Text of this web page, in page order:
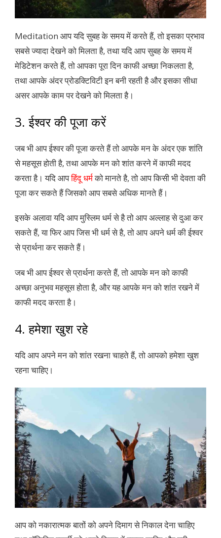
Meditation आप यदि सुबह के समय में करते हैं, तो इसका प्रभाव
सबसे ज्यादा देखने को मिलता है, तथा यदि आप सुबह के समय में
मेडिटेशन करते हैं, तो आपका पूरा दिन काफी अच्छा निकलता है,
तथा आपके अंदर प्रोडक्टिविटी इन बनी रहती है और इसका सीधा
असर आपके काम पर देखने को मिलता है।
3. ईश्वर की पूजा करें
जब भी आप ईश्वर की पूजा करते हैं तो आपके मन के अंदर एक शांति
से महसूस होती है, तथा आपके मन को शांत करने में काफी मदद
करता है। यदि आपहिंदू धर्मको मानते है, तो आप किसी भी देवता की
पूजा कर सकते हैं जिसको आप सबसे अधिक मानते हैं।
इसके अलावा यदि आप मुस्लिम धर्म से है तो आप अल्लाह से दुआ कर
सकते हैं, या फिर आप जिस भी धर्म से है, तो आप अपने धर्म की ईश्वर
से प्रार्थना कर सकते हैं।
जब भी आप ईश्वर से प्रार्थना करते हैं, तो आपके मन को काफी
अच्छा अनुभव महसूस होता है, और यह आपके मन को शांत रखने में
काफी मदद करता है।
4. हमेशा खुश रहे
यदि आप अपने मन को शांत रखना चाहते हैं, तो आपको हमेशा खुश
रहना चाहिए।
आप को नकारात्मक बातों को अपने दिमाग से निकाल देना चाहिए